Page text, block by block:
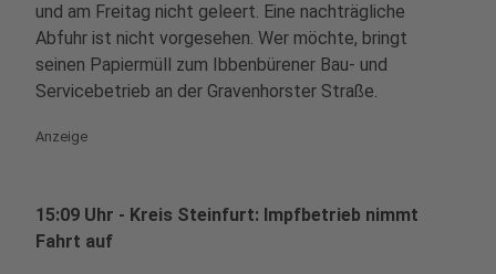
und am Freitag nicht geleert. Eine nachträgliche
Abfuhr ist nicht vorgesehen. Wer möchte, bringt
seinen Papiermüll zum Ibbenbürener Bau- und
Servicebetrieb an der Gravenhorster Straße.
Anzeige
15:09 Uhr - Kreis Steinfurt: Impfbetrieb nimmt
Fahrt auf